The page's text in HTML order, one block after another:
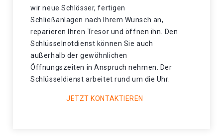
wir neue Schlösser, fertigen
Schließanlagen nach Ihrem Wunsch an,
reparieren Ihren Tresor und öffnen ihn. Den
Schlüsselnotdienst können Sie auch
außerhalb der gewöhnlichen
Öffnungszeiten in Anspruch nehmen. Der
Schlüsseldienst arbeitet rund um die Uhr.
JETZT KONTAKTIEREN